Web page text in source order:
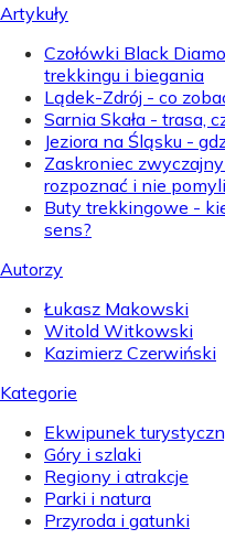
Artykuły
Czołówki Black
trekkingu i biegania
Lądek-Zdrój - co
Sarnia Skała - trasa,
Jeziora na Śląsku -
Zaskroniec
rozpoznać i nie
Buty trekkingowe -
sens?
Autorzy
Łukasz Makowski
Witold Witkowski
Kazimierz Czerwiński
Kategorie
Ekwipunek
Góry i szlaki
Regiony i atrakcje
Parki i natura
Przyroda i gatunki